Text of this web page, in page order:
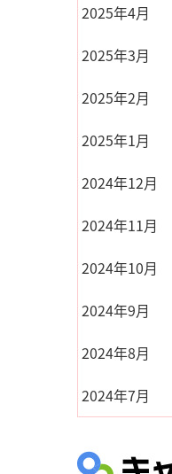
2025年4月
2025年3月
2025年2月
2025年1月
2024年12月
2024年11月
2024年10月
2024年9月
2024年8月
2024年7月